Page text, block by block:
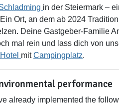
in der Steiermark –
Ort, an dem ab 2024
Deine Gastgeber-Familie
mal rein und lass dich von
Hotel mitCampingplatz.
performance
already implemented the